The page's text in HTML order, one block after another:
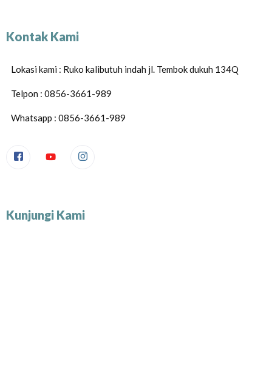
Kontak Kami
Lokasi kami : Ruko kalibutuh indah jl. Tembok dukuh 134Q
Telpon : 0856-3661-989
Whatsapp : 0856-3661-989
Kunjungi Kami